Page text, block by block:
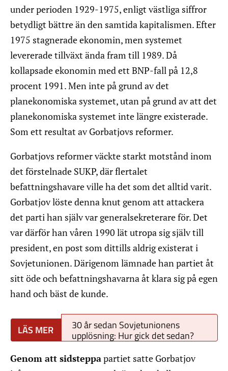
under perioden 1929-1975, enligt västliga siffror
betydligt bättre än den samtida kapitalismen. Efter
1975 stagnerade ekonomin, men systemet
levererade tillväxt ända fram till 1989. Då
kollapsade ekonomin med ett BNP-fall på 12,8
procent 1991. Men inte på grund av det
planekonomiska systemet, utan på grund av att det
planekonomiska systemet inte längre existerade.
Som ett resultat av Gorbatjovs reformer.
Gorbatjovs reformer väckte starkt motstånd inom
det förstelnade SUKP, där flertalet
befattningshavare ville ha det som det alltid varit.
Gorbatjov löste denna knut genom att attackera
det parti han själv var generalsekreterare för. Det
var därför han våren 1990 lät utropa sig själv till
president, en post som dittills aldrig existerat i
Sovjetunionen. Därigenom lämnade han partiet åt
sitt öde och befattningshavarna åt klara sig på egen
hand och bäst de kunde.
30 år sedan Sovjetunionens
upplösning: Hur gick det sedan?
Genom att sidsteppapartiet satte Gorbatjov